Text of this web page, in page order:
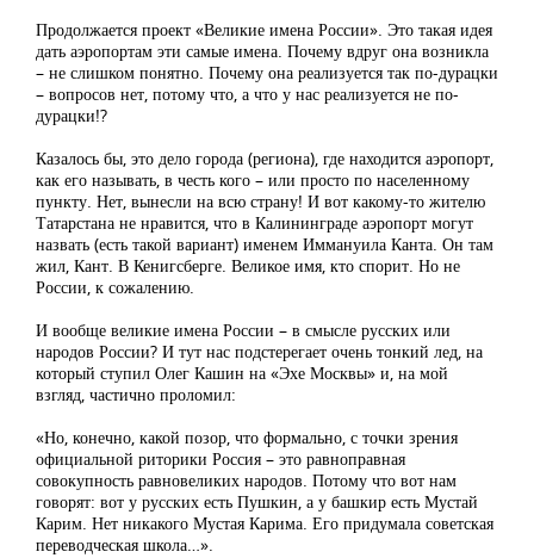
Продолжается проект «Великие имена России». Это такая идея
дать аэропортам эти самые имена. Почему вдруг она возникла
– не слишком понятно. Почему она реализуется так по-дурацки
– вопросов нет, потому что, а что у нас реализуется не по-
дурацки!?
Казалось бы, это дело города (региона), где находится аэропорт,
как его называть, в честь кого – или просто по населенному
пункту. Нет, вынесли на всю страну! И вот какому-то жителю
Татарстана не нравится, что в Калининграде аэропорт могут
назвать (есть такой вариант) именем Иммануила Канта. Он там
жил, Кант. В Кенигсберге. Великое имя, кто спорит. Но не
России, к сожалению.
И вообще великие имена России – в смысле русских или
народов России? И тут нас подстерегает очень тонкий лед, на
который ступил Олег Кашин на «Эхе Москвы» и, на мой
взгляд, частично проломил:
«Но, конечно, какой позор, что формально, с точки зрения
официальной риторики Россия – это равноправная
совокупность равновеликих народов. Потому что вот нам
говорят: вот у русских есть Пушкин, а у башкир есть Мустай
Карим. Нет никакого Мустая Карима. Его придумала советская
переводческая школа…».